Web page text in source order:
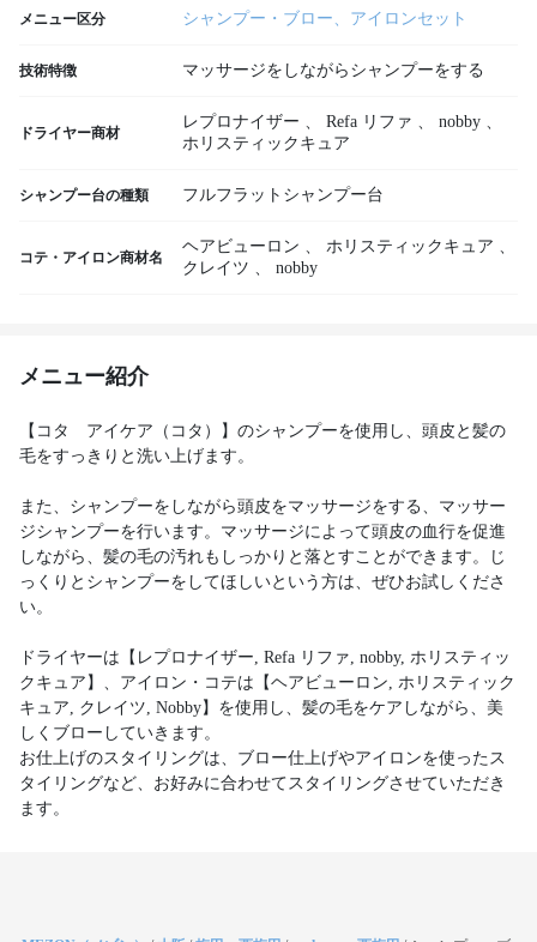
メニュー区分 シャンプー・ブロー、アイロンセット
技術特徴 マッサージをしながらシャンプーをする
ドライヤー商材
レプロナイザー 、 Refa リファ 、 nobby 、
ホリスティックキュア
シャンプー台の種類 フルフラットシャンプー台
コテ・アイロン商材名
ヘアビューロン 、 ホリスティックキュア 、
クレイツ 、 nobby
メニュー紹介
【コタ アイケア（コタ）】のシャンプーを使用し、頭皮と髪の
毛をすっきりと洗い上げます。
また、シャンプーをしながら頭皮をマッサージをする、マッサー
ジシャンプーを行います。マッサージによって頭皮の血行を促進
しながら、髪の毛の汚れもしっかりと落とすことができます。じ
っくりとシャンプーをしてほしいという方は、ぜひお試しくださ
い。
ドライヤーは【レプロナイザー, Refa リファ, nobby, ホリスティッ
クキュア】、アイロン・コテは【ヘアビューロン, ホリスティック
キュア, クレイツ, Nobby】を使用し、髪の毛をケアしながら、美
しくブローしていきます。
お仕上げのスタイリングは、ブロー仕上げやアイロンを使ったス
タイリングなど、お好みに合わせてスタイリングさせていただき
ます。